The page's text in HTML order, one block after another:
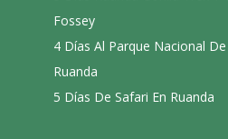
Fossey
4 Días Al Parque Nacional
Ruanda
5 Días De Safari En Ruanda